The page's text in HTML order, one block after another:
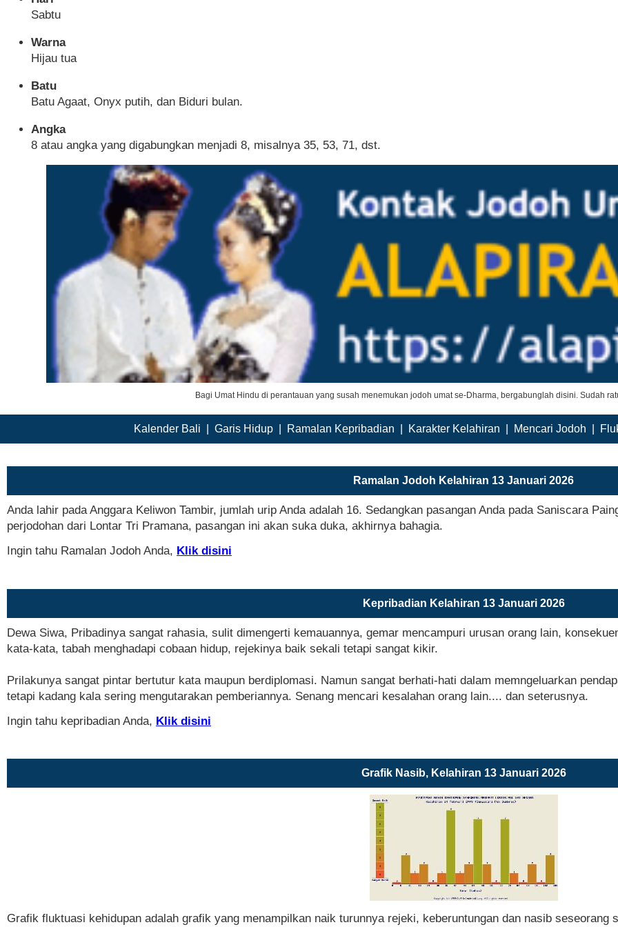
Sabtu
Warna
Hijau tua
Batu
Batu Agaat, Onyx putih, dan Biduri bulan.
Angka
8 atau angka yang digabungkan menjadi 8, misalnya 35, 53, 71, dst.
Bagi Umat Hindu di perantauan yang susah menemukan jodoh umat se-Dharma, bergabunglah disini. Sudah
Kalender Bali Garis Hidup Ramalan Kepribadian Karakter Kelahiran Mencari Jodoh
Ramalan Jodoh Kelahiran 13 Januari 2026
Anda lahir pada Anggara Keliwon Tambir, jumlah urip Anda adalah 16. Sedangkan pasangan Anda pada Saniscara
perjodohan dari Lontar Tri Pramana, pasangan ini akan suka duka, akhirnya bahagia.
Ingin tahu Ramalan Jodoh Anda, Klik disini
Kepribadian Kelahiran 13 Januari 2026
Dewa Siwa, Pribadinya sangat rahasia, sulit dimengerti kemauannya, gemar mencampuri urusan orang lain,
kata-kata, tabah menghadapi cobaan hidup, rejekinya baik sekali tetapi sangat kikir.
Prilakunya sangat pintar bertutur kata maupun berdiplomasi. Namun sangat berhati-hati dalam memngeluarkan
tetapi kadang kala sering mengutarakan pemberiannya. Senang mencari kesalahan orang lain.... dan seterusnya.
Ingin tahu kepribadian Anda, Klik disini
Grafik Nasib, Kelahiran 13 Januari 2026
Grafik fluktuasi kehidupan adalah grafik yang menampilkan naik turunnya rejeki, keberuntungan dan nasib seseorang